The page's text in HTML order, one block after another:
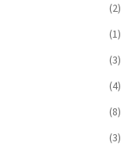
(2)
(1)
(3)
(4)
(8)
(3)